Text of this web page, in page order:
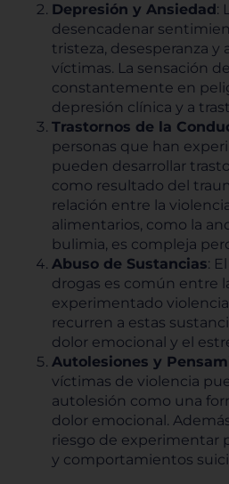
Depresión y Ansiedad :
desencadenar
tristeza, desesperanza y
víctimas. La sensación
constantemente en
depresión clínica y a
Trastornos de la
personas que han
pueden desarrollar
como resultado del
relación entre la
alimentarios, como la
bulimia, es compleja
Abuso de Sustancias:
drogas es común entre
experimentado
recurren a estas
dolor emocional y el
Autolesiones y
víctimas de violencia
autolesión como una
dolor emocional.
riesgo de experimentar
y comportamientos